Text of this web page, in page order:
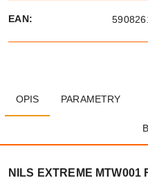
EAN:
OPIS PARAMETRY
NILS EXTREME MTW001